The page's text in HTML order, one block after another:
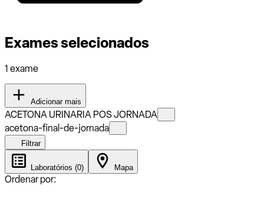
Exames selecionados
1 exame
Adicionar mais
ACETONA URINARIA POS JORNADA
acetona-final-de-jornada
Filtrar
Laboratórios (0) Mapa
Ordenar por: